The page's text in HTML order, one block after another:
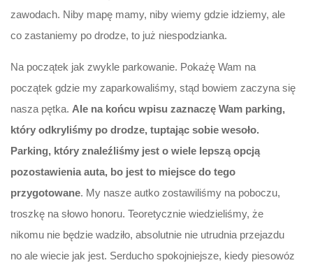
zawodach. Niby mapę mamy, niby wiemy gdzie idziemy, ale
co zastaniemy po drodze, to już niespodzianka.
Na początek jak zwykle parkowanie. Pokażę Wam na
początek gdzie my zaparkowaliśmy, stąd bowiem zaczyna się
nasza pętka. Ale na końcu wpisu zaznaczę Wam parking,
który odkryliśmy po drodze, tuptając sobie wesoło.
Parking, który znaleźliśmy jest o wiele lepszą opcją
pozostawienia auta, bo jest to miejsce do tego
przygotowane. My nasze autko zostawiliśmy na poboczu,
troszkę na słowo honoru. Teoretycznie wiedzieliśmy, że
nikomu nie będzie wadziło, absolutnie nie utrudnia przejazdu
no ale wiecie jak jest. Serducho spokojniejsze, kiedy piesowóz